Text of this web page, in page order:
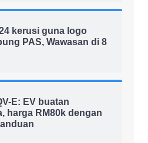
kerusi guna logo
PAS, Wawasan di 8
E: EV buatan
harga RM80k dengan